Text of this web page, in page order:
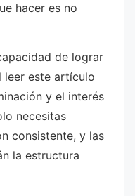
hacer es no
de lograr
leer este artículo
y el interés
necesitas
consistente, y las
la estructura